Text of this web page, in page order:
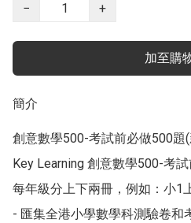
−
+
加至購
簡介
創意數學500-考試前必做500題
Key Learning 創意數學500-考
每年級分上下兩冊，例如：小1
- 匯集全港小學數學科測驗卷和